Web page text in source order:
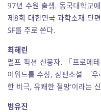
97년 수원 출생. 동국대학교
제8회 대한민국 과학소재 단
SF를 주로 쓴다.
최해린
펄프 픽션 신봉자. 「프로메
어워드를 수상, 장편소설 『
한 비극, 유쾌한 절망’이라는
범유진